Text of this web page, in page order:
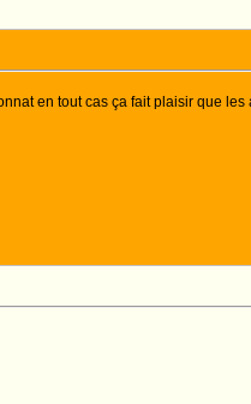
en tout cas ça fait plaisir que les